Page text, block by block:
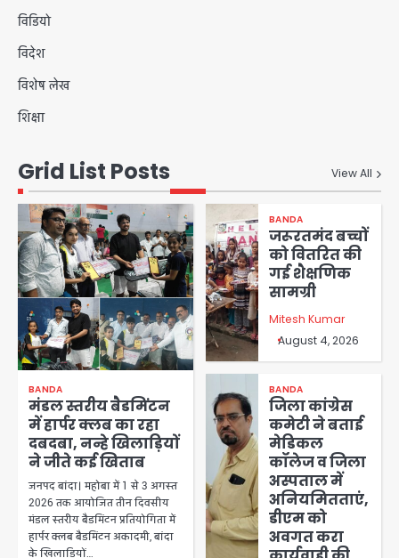
विडियो
विदेश
विशेष लेख
शिक्षा
Grid List Posts View All
BANDA
मंडल स्तरीय बैडमिंटन
में हार्पर क्लब का रहा
दबदबा, नन्हे खिलाड़ियों
ने जीते कई खिताब
जनपद बांदा। महोबा में 1 से 3 अगस्त
2026 तक आयोजित तीन दिवसीय
मंडल स्तरीय बैडमिंटन प्रतियोगिता में
हार्पर क्लब बैडमिंटन अकादमी, बांदा
के खिलाड़ियों…
BANDA
जरूरतमंद बच्चों
को वितरित की
गई शैक्षणिक
सामग्री
Mitesh Kumar
August 4, 2026
BANDA
जिला कांग्रेस
कमेटी ने बताई
मेडिकल
कॉलेज व जिला
अस्पताल में
अनियमितताएं,
डीएम को
अवगत करा